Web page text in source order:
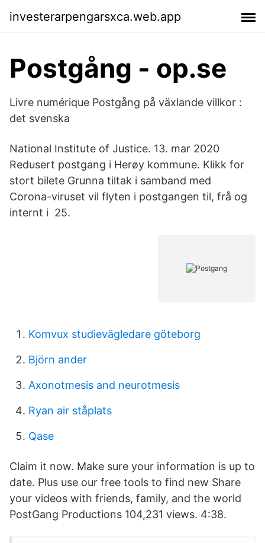
investerarpengarsxca.web.app
Postgång - op.se
Livre numérique Postgång på växlande villkor :
det svenska
National Institute of Justice. 13. mar 2020
Redusert postgang i Herøy kommune. Klikk for
stort bilete Grunna tiltak i samband med
Corona-viruset vil flyten i postgangen til, frå og
internt i 25.
Komvux studievägledare göteborg
Björn ander
Axonotmesis and neurotmesis
Ryan air ståplats
Qase
Claim it now. Make sure your information is up to
date. Plus use our free tools to find new Share
your videos with friends, family, and the world
PostGang Productions 104,231 views. 4:38.